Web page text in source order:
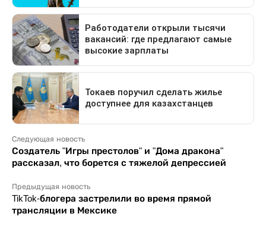
Следующая новость
Создатель "Игры престолов" и "Дома дракона"
рассказал, что борется с тяжелой депрессией
Предыдущая новость
TikTok-блогера застрелили во время прямой
трансляции в Мексике